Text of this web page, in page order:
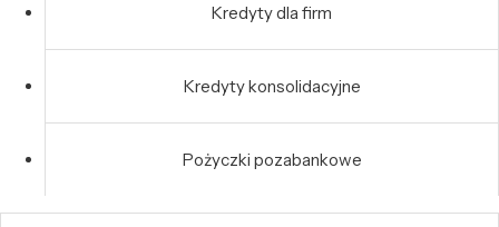
Kredyty dla firm
Kredyty konsolidacyjne
Pożyczki pozabankowe